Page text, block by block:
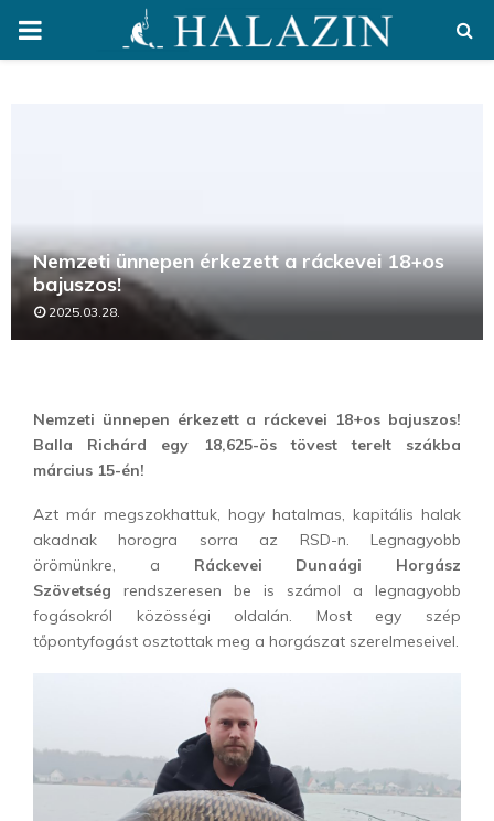
PRIMARY
Nemzeti ünnepen érkezett a ráckevei 18+os
bajuszos!
2025.03.28.
Nemzeti ünnepen érkezett a ráckevei 18+os bajuszos!
Balla Richárd egy 18,625-ös tövest terelt szákba
március 15-én!
Azt már megszokhattuk, hogy hatalmas, kapitális halak
akadnak horogra sorra az RSD-n. Legnagyobb
örömünkre, a Ráckevei Dunaági Horgász
Szövetség rendszeresen be is számol a legnagyobb
fogásokról közösségi oldalán. Most egy szép
tőpontyfogást osztottak meg a horgászat szerelmeseivel.